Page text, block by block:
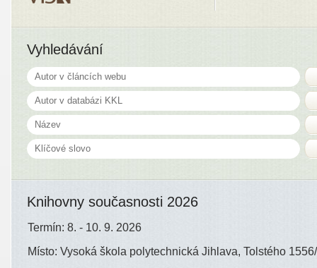
Vyhledávání
Knihovny současnosti 2026
Termín: 8. - 10. 9. 2026
Místo: Vysoká škola polytechnická Jihlava, Tolstého